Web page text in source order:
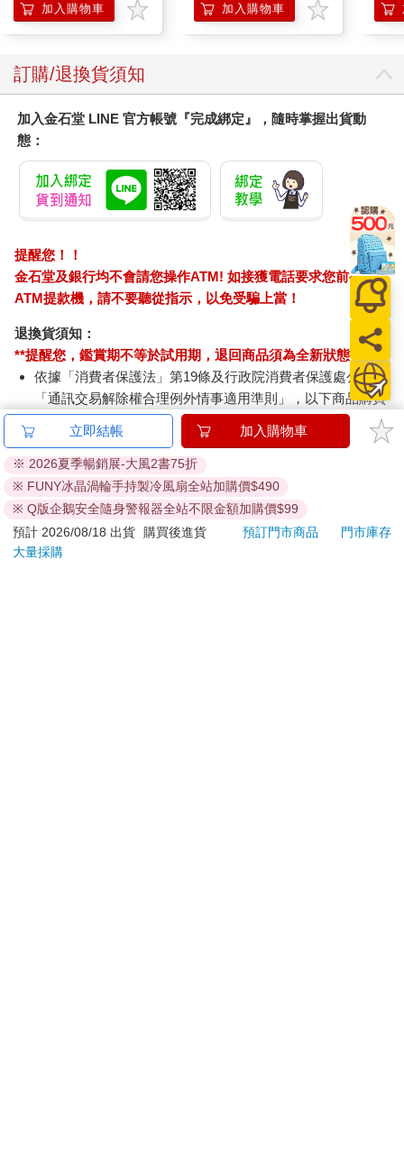
加入購物車 加入購物車
訂購/退換貨須知
加入金石堂 LINE 官方帳號『完成綁定』，隨時掌握出貨動
態：
提醒您！！
金石堂及銀行均不會請您操作ATM! 如接獲電話要求您前往
ATM提款機，請不要聽從指示，以免受騙上當！
退換貨須知：
**提醒您，鑑賞期不等於試用期，退回商品須為全新狀態**
依據「消費者保護法」第19條及行政院消費者保護處公告之
「通訊交易解除權合理例外情事適用準則」，以下商品購買
後，除商品本身有瑕疵外，將不提供7天的猶豫期：
易於腐敗、保存期限較短或解約時即將逾期。（如：生
鮮食品）
依消費者要求所為之客製化給付。（客製化商品）
報紙、期刊或雜誌。（含MOOK、外文雜誌）
經消費者拆封之影音商品或電腦軟體。
非以有形媒介提供之數位內容或一經提供即為完成之線
立即結帳 加入購物車
※ 2026夏季暢銷展-大風2書75折
※ FUNY冰晶渦輪手持製冷風扇全站加購價$490
※ Q版企鵝安全隨身警報器全站不限金額加購價$99
預計 2026/08/18 出貨
購買後進貨 預訂門市商品
門市庫存
大量採購